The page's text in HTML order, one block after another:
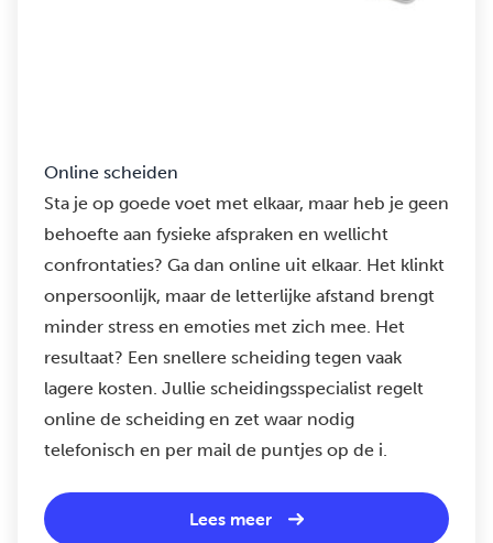
Online scheiden
Sta je op goede voet met elkaar, maar heb je geen
behoefte aan fysieke afspraken en wellicht
confrontaties? Ga dan online uit elkaar. Het klinkt
onpersoonlijk, maar de letterlijke afstand brengt
minder stress en emoties met zich mee. Het
resultaat? Een snellere scheiding tegen vaak
lagere kosten. Jullie scheidingsspecialist regelt
online de scheiding en zet waar nodig
telefonisch en per mail de puntjes op de i.
Lees meer